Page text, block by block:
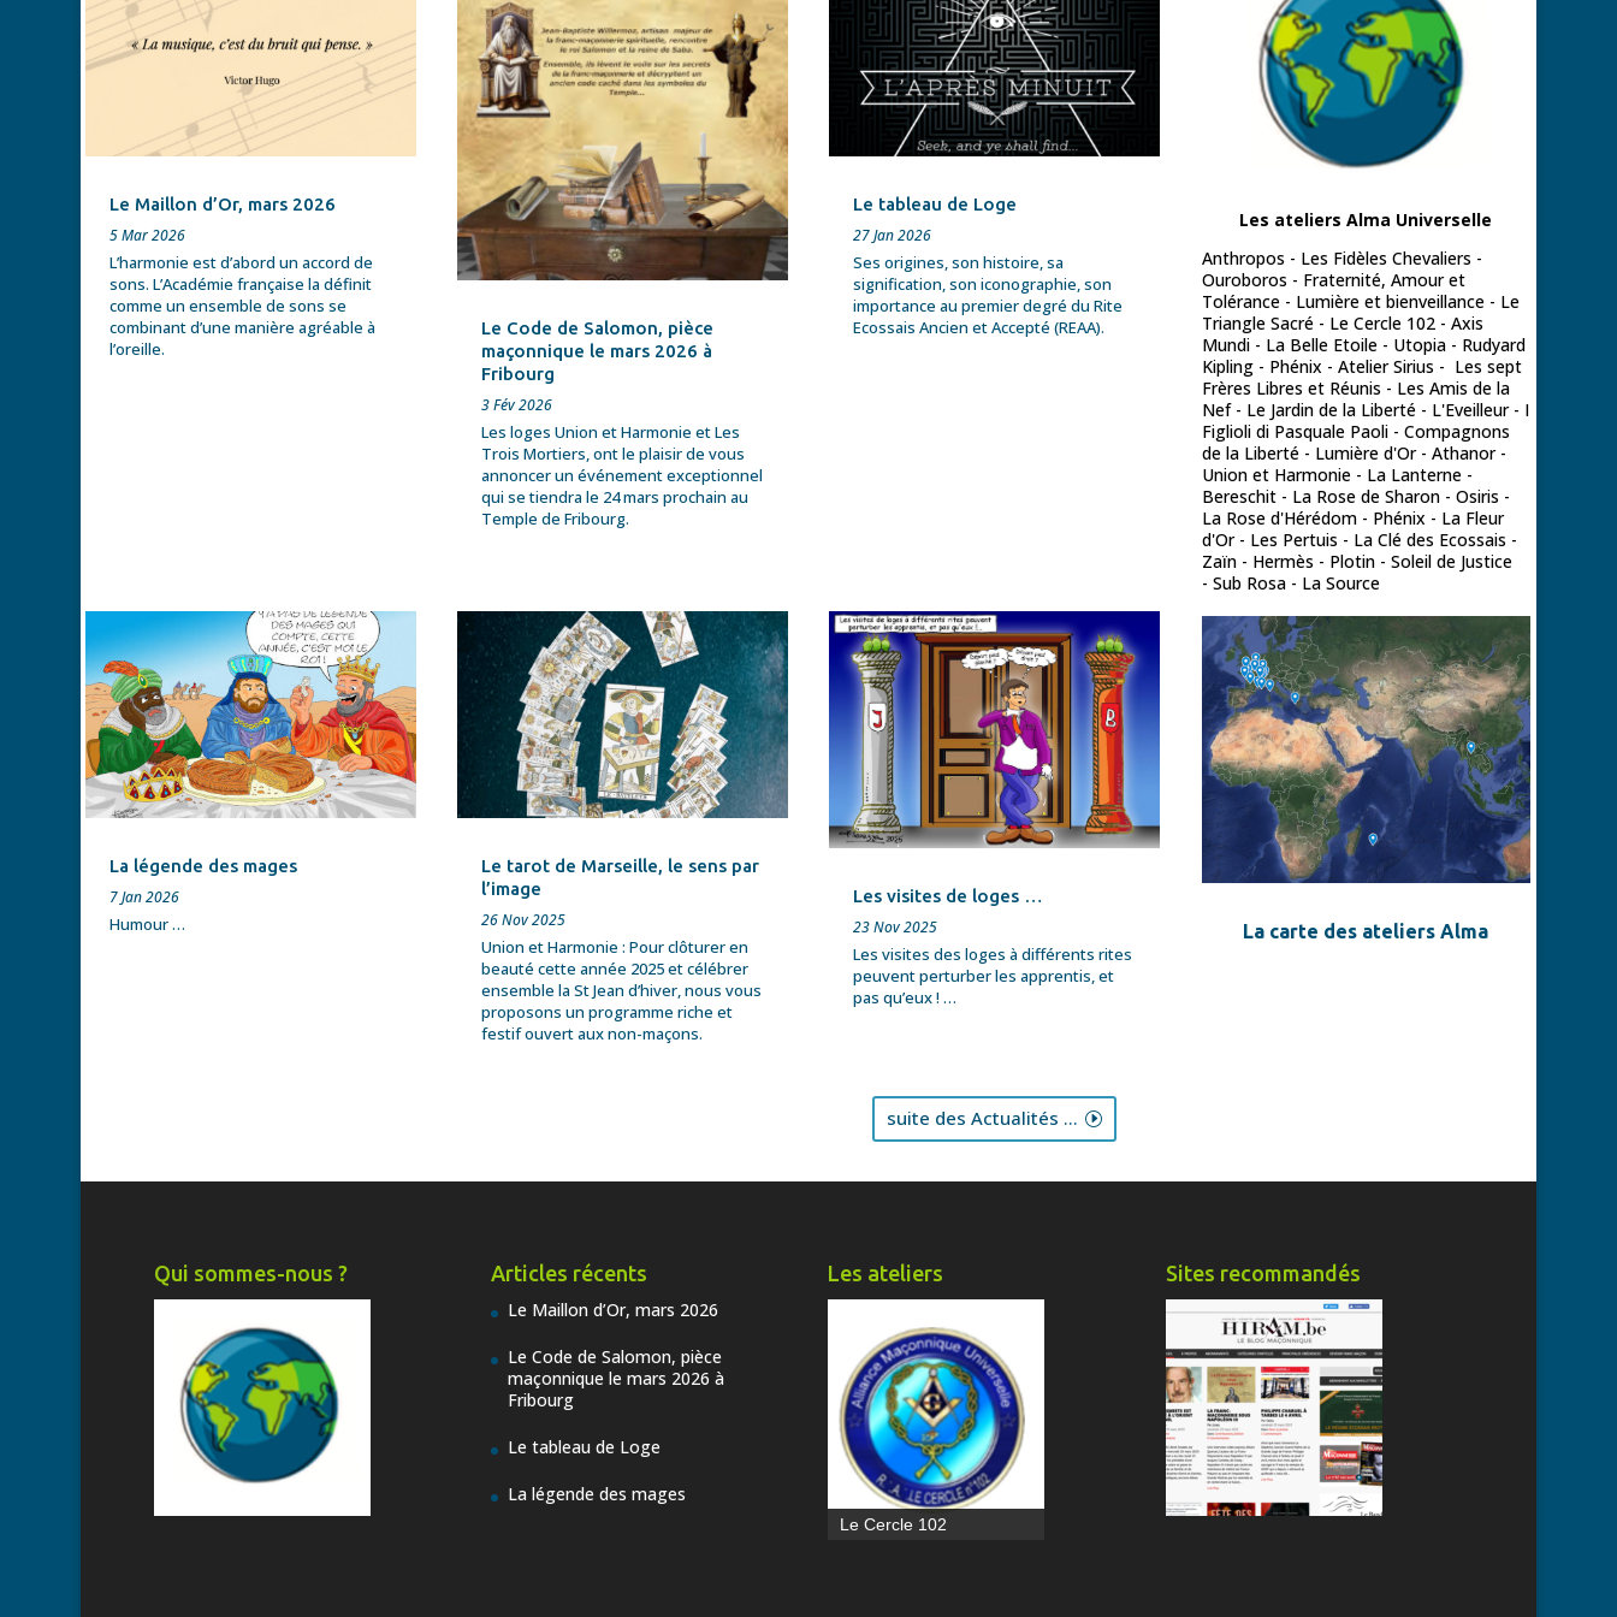
Le Maillon d’Or, mars 2026
5 Mar 2026
L’harmonie est d’abord un accord de
sons. L’Académie française la définit
comme un ensemble de sons se
combinant d’une manière agréable à
l’oreille.
Le Code de Salomon, pièce
maçonnique le mars 2026 à
Fribourg
3 Fév 2026
Les loges Union et Harmonie et Les
Trois Mortiers, ont le plaisir de vous
annoncer un événement exceptionnel
qui se tiendra le 24 mars prochain au
Temple de Fribourg.
Le tableau de Loge
27 Jan 2026
Ses origines, son histoire, sa
signification, son iconographie, son
importance au premier degré du Rite
Ecossais Ancien et Accepté (REAA).
La légende des mages
7 Jan 2026
Humour …
Le tarot de Marseille, le sens par
l’image
26 Nov 2025
Union et Harmonie : Pour clôturer en
beauté cette année 2025 et célébrer
ensemble la St Jean d’hiver, nous vous
proposons un programme riche et
festif ouvert aux non-maçons.
Les visites de loges …
23 Nov 2025
Les visites des loges à différents rites
peuvent perturber les apprentis, et
pas qu’eux ! …
suite des Actualités ...
Les ateliers Alma Universelle
Anthropos - Les Fidèles Chevaliers -
Ouroboros - Fraternité, Amour et
Tolérance - Lumière et bienveillance - Le
Triangle Sacré - Le Cercle 102 - Axis
Mundi - La Belle Etoile - Utopia - Rudyard
Kipling - Phénix - Atelier Sirius - Les sept
Frères Libres et Réunis - Les Amis de la
Nef - Le Jardin de la Liberté - L'Eveilleur - I
Figlioli di Pasquale Paoli - Compagnons
de la Liberté - Lumière d'Or - Athanor -
Union et Harmonie - La Lanterne -
Bereschit - La Rose de Sharon - Osiris -
La Rose d'Hérédom - Phénix - La Fleur
d'Or - Les Pertuis - La Clé des Ecossais -
Zaïn - Hermès - Plotin - Soleil de Justice
- Sub Rosa - La Source
La carte des ateliers Alma
Qui sommes-nous ? Articles récents
Le Maillon d’Or, mars 2026
Le Code de Salomon, pièce
maçonnique le mars 2026 à
Fribourg
Le tableau de Loge
La légende des mages
Les ateliers
Le Cercle 102
Sites recommandés